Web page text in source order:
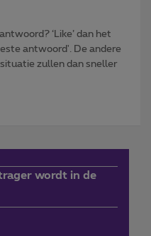
‘Like’ dan het
antwoord'. De andere
zullen dan sneller
wordt in de